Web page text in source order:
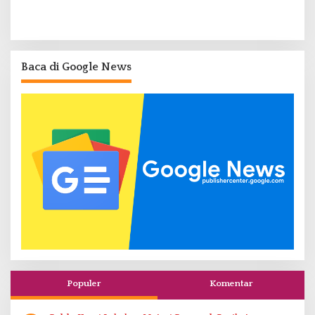
Baca di Google News
Populer Komentar